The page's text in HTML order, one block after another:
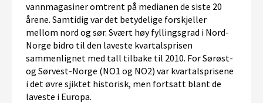
vannmagasiner omtrent på medianen de siste 20
årene. Samtidig var det betydelige forskjeller
mellom nord og sør. Svært høy fyllingsgrad i Nord-
Norge bidro til den laveste kvartalsprisen
sammenlignet med tall tilbake til 2010. For Sørøst-
og Sørvest-Norge (NO1 og NO2) var kvartalsprisene
i det øvre sjiktet historisk, men fortsatt blant de
laveste i Europa.